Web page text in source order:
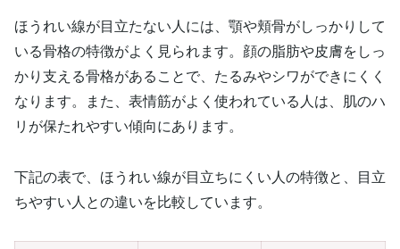
ほうれい線が目立たない人には、顎や頬骨がしっかりして
いる骨格の特徴がよく見られます。顔の脂肪や皮膚をしっ
かり支える骨格があることで、たるみやシワができにくく
なります。また、表情筋がよく使われている人は、肌のハ
リが保たれやすい傾向にあります。
下記の表で、ほうれい線が目立ちにくい人の特徴と、目立
ちやすい人との違いを比較しています。